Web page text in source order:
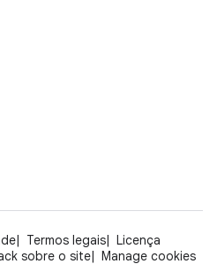
Termos legais
Licença
sobre o site Manage cookies